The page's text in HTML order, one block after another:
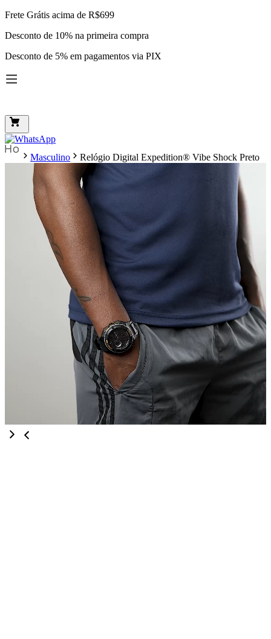
Frete Grátis acima de R$699
Desconto de 10% na primeira compra
Desconto de 5% em pagamentos via PIX
Masculino Relógio Digital Expedition® Vibe Shock Preto